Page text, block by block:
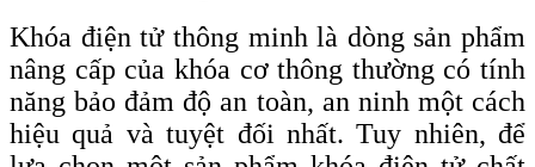
Khóa điện tử thông minh là dòng sản phẩm
nâng cấp của khóa cơ thông thường có tính
năng bảo đảm độ an toàn, an ninh một cách
hiệu quả và tuyệt đối nhất. Tuy nhiên, để